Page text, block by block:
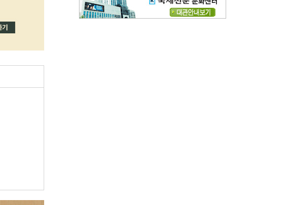
조해훈의 고전 속 이 문장 [전체보기]
입추 지났는데도 덥다며 신유안에게 보낸 박규수의 편지